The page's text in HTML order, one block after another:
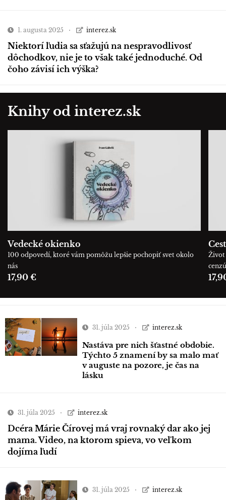
1. augusta 2025 interez.sk
Niektorí ľudia sa sťažujú na nespravodlivosť
dôchodkov, nie je to však také jednoduché. Od
čoho závisí ich výška?
Knihy od interez.sk
Vedecké okienko
100 odpovedí, ktoré vám pomôžu lepšie pochopiť svet okolo
nás
17,90 €
Život
31. júla 2025 interez.sk
Nastáva pre nich šťastné obdobie.
Týchto 5 znamení by sa malo mať
v auguste na pozore, je čas na
lásku
31. júla 2025 interez.sk
Dcéra Márie Čírovej má vraj rovnaký dar ako jej
mama. Video, na ktorom spieva, vo veľkom
dojíma ľudí
31. júla 2025 interez.sk